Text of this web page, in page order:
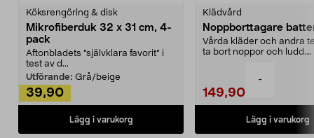
-
Köksrengöring & disk
Mikrofiberduk 32 x 31 cm, 4-
pack
Aftonbladets "självklara favorit” i
test av d...
Utförande: Grå/beige
39,90
Lägg i varukorg
Klädvård
Noppborttagare
Vårda kläder och andra
ta bort noppor och ludd.
149,90
Lägg i varukorg